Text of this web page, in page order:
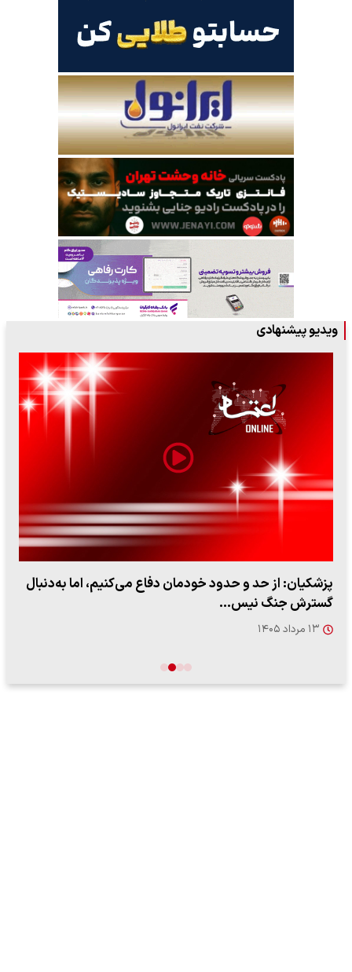
ویدیو پیشنهادی
پزشکیان: از حد و حدود خودمان دفاع می‌کنیم، اما به‌دنبال
گسترش جنگ نیس…
۱۳ مرداد ۱۴۰۵